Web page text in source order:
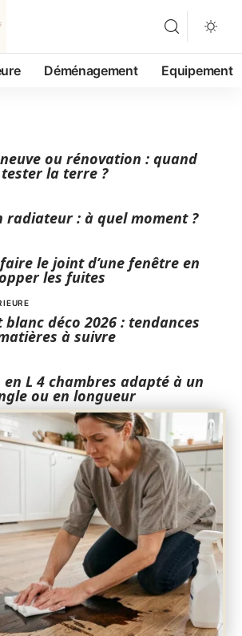
Déménagement Equipement
ou rénovation : quand
la terre ?
radiateur : à quel moment ?
le joint d’une fenêtre en
les fuites
déco 2026 : tendances
à suivre
L 4 chambres adapté à un
ou en longueur